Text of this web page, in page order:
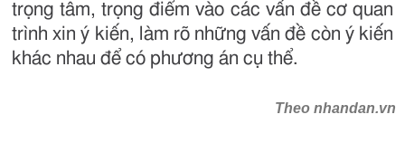
trọng tâm, trọng điểm vào các vấn đề cơ quan
trình xin ý kiến, làm rõ những vấn đề còn ý kiến
khác nhau để có phương án cụ thể.​
Theo nhandan.vn